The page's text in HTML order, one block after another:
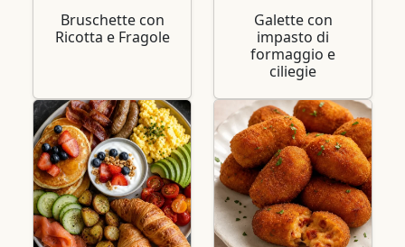
Bruschette con
Ricotta e Fragole
Galette con
impasto di
formaggio e
ciliegie